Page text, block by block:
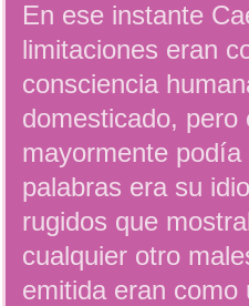
En ese instante
limitaciones eran
consciencia
domesticado, pero
mayormente
palabras era su
rugidos que
cualquier otro
emitida eran como